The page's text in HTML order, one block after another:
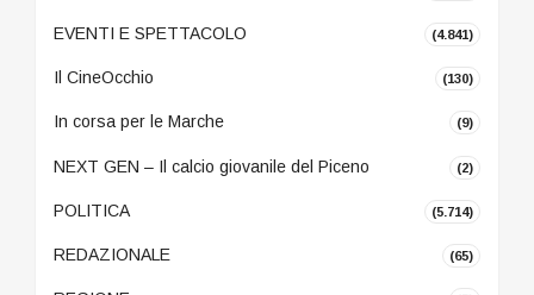
EVENTI E SPETTACOLO (4.841)
Il CineOcchio (130)
In corsa per le Marche (9)
NEXT GEN – Il calcio giovanile del Piceno (2)
POLITICA (5.714)
REDAZIONALE (65)